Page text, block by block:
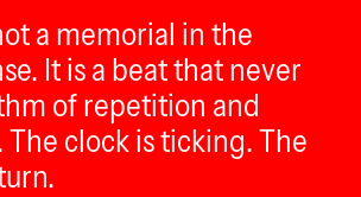
a memorial in the
It is a beat that never
of repetition and
clock is ticking. The